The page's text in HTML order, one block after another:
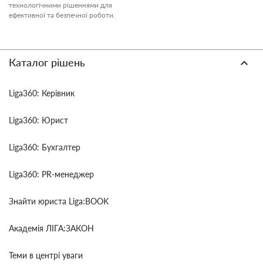
технологічними рішеннями для
ефективної та безпечної роботи.
Каталог рішень
Liga360: Керівник
Liga360: Юрист
Liga360: Бухгалтер
Liga360: PR-менеджер
Знайти юриста Liga:BOOK
Академія ЛІГА:ЗАКОН
Теми в центрі уваги